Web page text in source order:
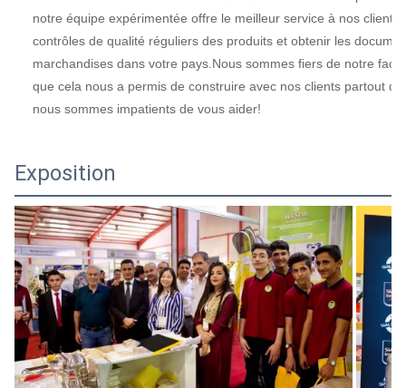
notre équipe expérimentée offre le meilleur service à nos
contrôles de qualité réguliers des produits et obtenir les
marchandises dans votre pays.Nous sommes fiers de notre
que cela nous a permis de construire avec nos clients partout
nous sommes impatients de vous aider!
Exposition